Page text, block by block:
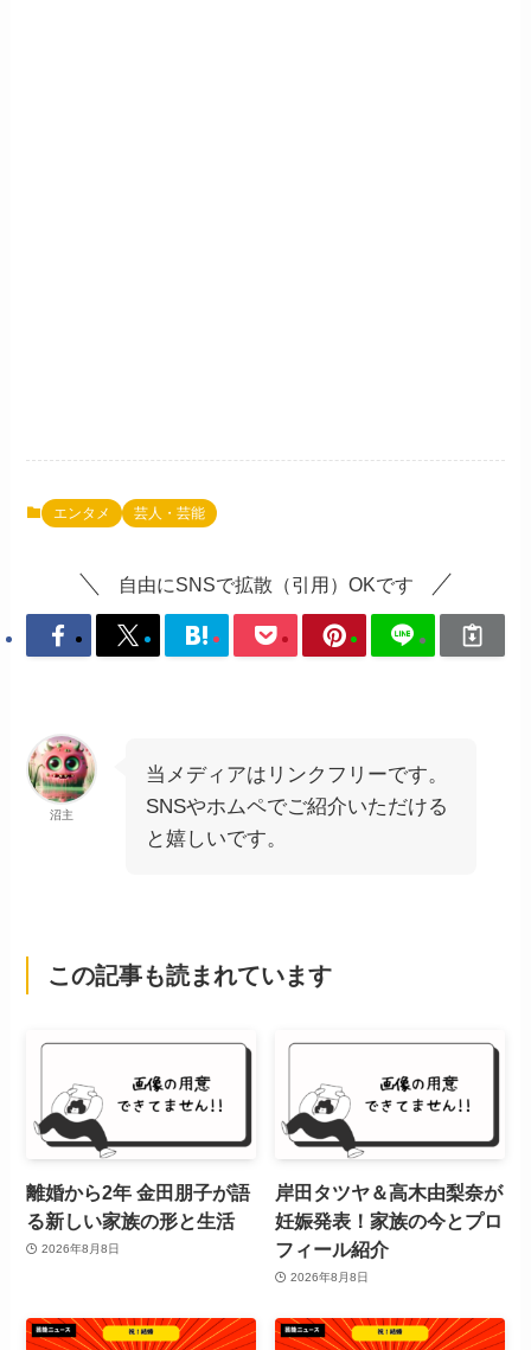
エンタメ 芸人・芸能
自由にSNSで拡散（引用）OKです
沼主
当メディアはリンクフリーです。
SNSやホムペでご紹介いただける
と嬉しいです。
この記事も読まれています
離婚から2年 金田朋子が語
る新しい家族の形と生活
2026年8月8日
岸田タツヤ＆高木由梨奈が
妊娠発表！家族の今とプロ
フィール紹介
2026年8月8日